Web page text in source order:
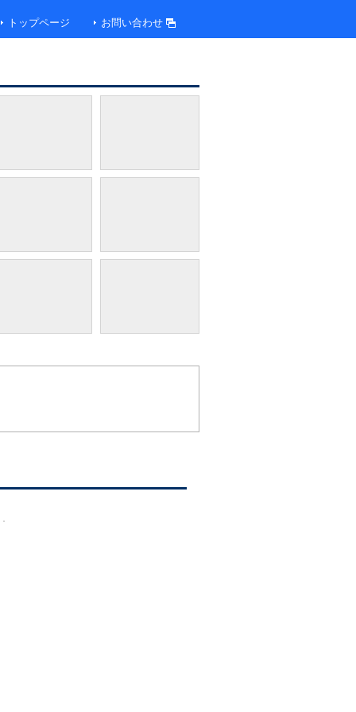
トップページ お問い合わせ